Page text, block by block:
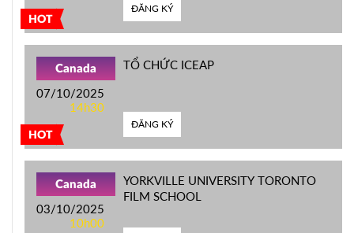
HOT
ĐĂNG KÝ
HOT
Canada
07/10/2025
14h30
TỔ CHỨC ICEAP
ĐĂNG KÝ
Canada
03/10/2025
10h00
YORKVILLE UNIVERSITY TORONTO
FILM SCHOOL